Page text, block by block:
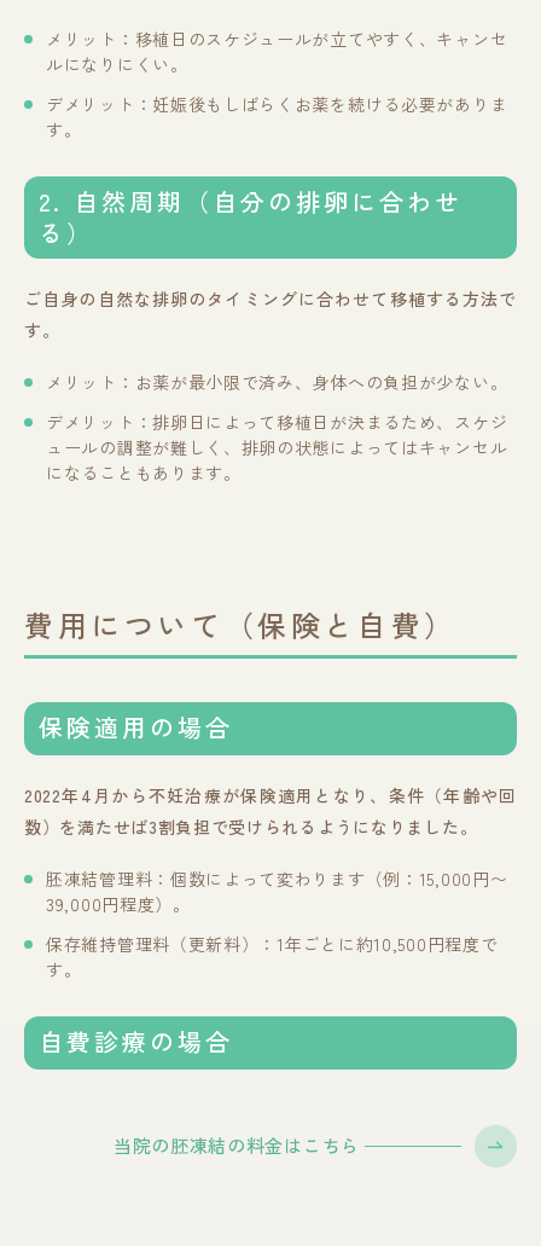
メリット：移植日のスケジュールが立てやすく、キャンセ
ルになりにくい。
デメリット：妊娠後もしばらくお薬を続ける必要がありま
す。
2. 自然周期（自分の排卵に合わせ
る）
ご自身の自然な排卵のタイミングに合わせて移植する方法で
す。
メリット：お薬が最小限で済み、身体への負担が少ない。
デメリット：排卵日によって移植日が決まるため、スケジ
ュールの調整が難しく、排卵の状態によってはキャンセル
になることもあります。
費用について（保険と自費）
保険適用の場合
2022年4月から不妊治療が保険適用となり、条件（年齢や回
数）を満たせば3割負担で受けられるようになりました。
胚凍結管理料：個数によって変わります（例：15,000円〜
39,000円程度）。
保存維持管理料（更新料）：1年ごとに約10,500円程度で
す。
自費診療の場合
当院の胚凍結の料金はこちら